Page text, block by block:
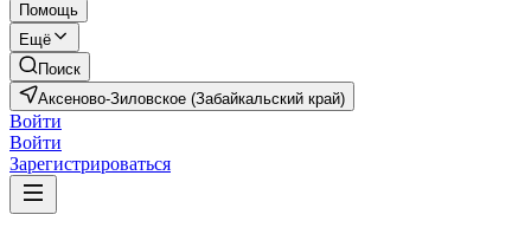
Помощь
Ещё
Поиск
Аксеново-Зиловское (Забайкальский край)
Войти
Войти
Зарегистрироваться